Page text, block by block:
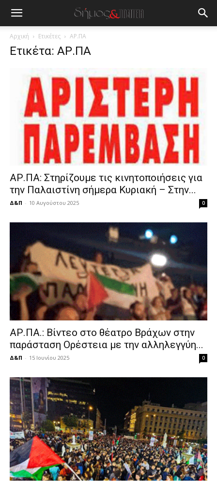
lesbians
very
hot
cam
show. desi
meaning
porn
Αρχική Ετικέτες ΑΡ.ΠΑ
Ετικέτα: ΑΡ.ΠΑ
ΑΡ.ΠΑ: Στηρίζουμε τις κινητοποιήσεις για
την Παλαιστίνη σήμερα Κυριακή – Στην...
Δ&Π - 10 Αυγούστου 2025 0
ΑΡ.ΠΑ.: Βίντεο στο θέατρο Βράχων στην
παράσταση Ορέστεια με την αλληλεγγύη...
Δ&Π - 15 Ιουνίου 2025 0